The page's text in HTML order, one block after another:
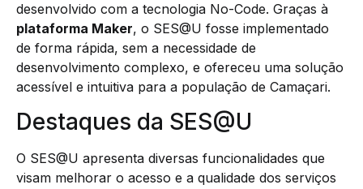
desenvolvido com a tecnologia No-Code. Graças à
plataforma Maker, o SES@U fosse implementado
de forma rápida, sem a necessidade de
desenvolvimento complexo, e ofereceu uma solução
acessível e intuitiva para a população de Camaçari.
Destaques da SES@U
O SES@U apresenta diversas funcionalidades que
visam melhorar o acesso e a qualidade dos serviços